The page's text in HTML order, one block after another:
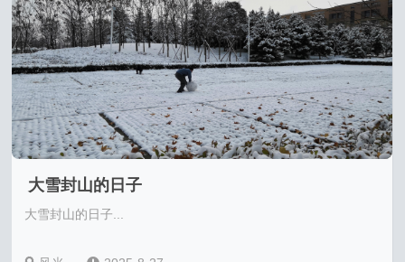
大雪封山的日子
大雪封山的日子...